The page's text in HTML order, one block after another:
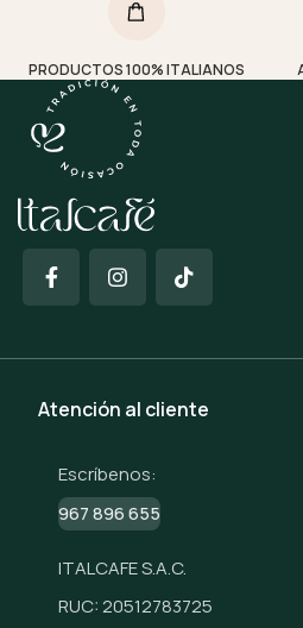
PRODUCTOS 100% ITALIANOS
Atención al cliente
Escríbenos:
967 896 655
ITALCAFE S.A.C.
RUC: 20512783725